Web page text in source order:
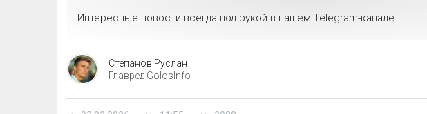
Интересные новости всегда под рукой в нашем Telegram-канале
Степанов Руслан
Главред GolosInfo